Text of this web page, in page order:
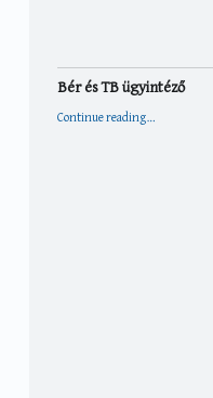
Bér és TB ügyintéző
Continue reading…